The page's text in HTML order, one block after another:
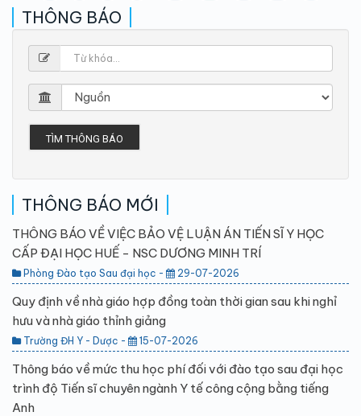
THÔNG BÁO
TÌM THÔNG BÁO
THÔNG BÁO MỚI
THÔNG BÁO VỀ VIỆC BẢO VỆ LUẬN ÁN TIẾN SĨ Y HỌC
CẤP ĐẠI HỌC HUẾ - NSC DƯƠNG MINH TRÍ
Phòng Đào tạo Sau đại học - 29-07-2026
Quy định về nhà giáo hợp đồng toàn thời gian sau khi nghỉ
hưu và nhà giáo thỉnh giảng
Trường ĐH Y - Dược - 15-07-2026
Thông báo về mức thu học phí đối với đào tạo sau đại học
trình độ Tiến sĩ chuyên ngành Y tế công cộng bằng tiếng
Anh